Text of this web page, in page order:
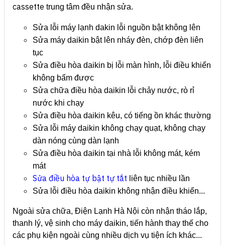
cassette trung tâm đều nhận sửa.
Sửa lỗi máy lạnh dakin lỗi nguồn bật không lên
Sửa máy daikin bật lên nháy đèn, chớp đèn liên
tục
Sửa điều hòa daikin bị lỗi màn hình, lỗi điều khiển
không bấm được
Sửa chữa điều hòa daikin lỗi chảy nước, rò rỉ
nước khi chạy
Sửa điều hòa daikin kêu, có tiếng ồn khác thường
Sửa lỗi máy daikin không chạy quạt, không chạy
dàn nóng cùng dàn lạnh
Sửa điều hòa daikin tại nhà lỗi không mát, kém
mát
Sửa điều hòa tự bật tự tắt liên tục nhiều lần
Sửa lỗi điều hòa daikin không nhận điều khiển...
Ngoài sửa chữa, Điện Lạnh Hà Nội còn nhận tháo lắp,
thanh lý, vệ sinh cho máy daikin, tiến hành thay thế cho
các phụ kiện ngoài cùng nhiều dịch vụ tiện ích khác...